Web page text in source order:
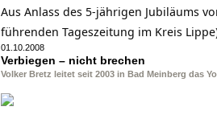
Aus Anlass des 5-jährigen Jubiläums
führenden Tageszeitung im Kreis
01.10.2008
Verbiegen – nicht brechen
Volker Bretz leitet seit 2003 in Bad Meinberg das